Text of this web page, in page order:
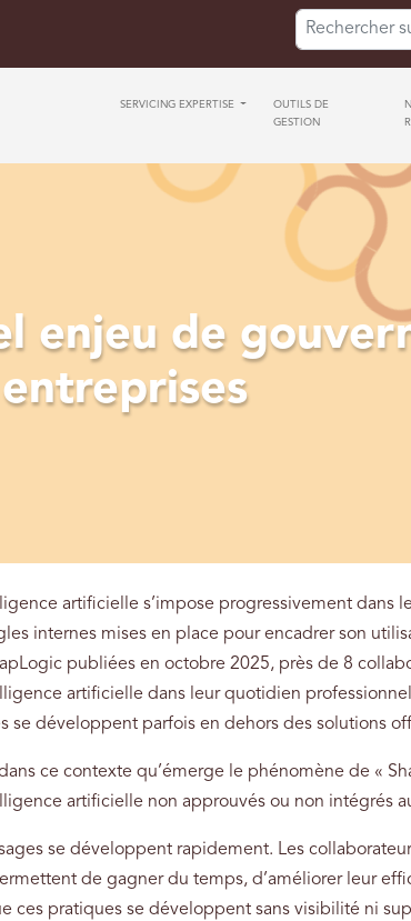
Search for:
SERVICING EXPERTISE
OUTILS DE
GESTION
enjeu de
entreprises
artificielle s’impose progressivement dans
internes mises en place pour encadrer son
publiées en octobre 2025, près de 8
artificielle dans leur quotidien
se développent parfois en dehors des solutions
ce contexte qu’émerge le phénomène de «
artificielle non approuvés ou non intégrés
se développent rapidement. Les
de gagner du temps, d’améliorer leur
ces pratiques se développent sans visibilité ni